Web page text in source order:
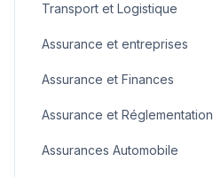
Transport et Logistique
Assurance et entreprises
Assurance et Finances
Assurance et Réglementation
Assurances Automobile